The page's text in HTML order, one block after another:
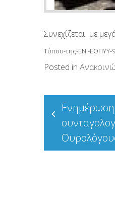
Συνεχίζεται με
Τύπου-της-ΕΝΙ-ΕΟΠΥΥ-
Posted in
Πλοήγηση
άρθρων
Ενημέρωση